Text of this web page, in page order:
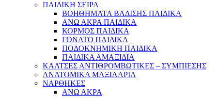
ΠΑΙΔΙΚΗ ΣΕΙΡΑ
ΒΟΗΘΗΜΑΤΑ ΒΑΔΙΣΗΣ ΠΑΙΔΙΚΑ
ΑΝΩ ΑΚΡΑ ΠΑΙΔΙΚΑ
ΚΟΡΜΟΣ ΠΑΙΔΙΚΑ
ΓΟΝΑΤΟ ΠΑΙΔΙΚΑ
ΠΟΔΟΚΝΗΜΙΚΗ ΠΑΙΔΙΚΑ
ΠΑΙΔΙΚΑ ΑΜΑΞΙΔΙΑ
ΚΑΛΤΣΕΣ ΑΝΤΙΘΡΟΜΒΩΤΙΚΕΣ – ΣΥΜΠΙΕΣΗΣ
ΑΝΑΤΟΜΙΚΑ ΜΑΞΙΛΑΡΙΑ
ΝΑΡΘΗΚΕΣ
ΑΝΩ ΑΚΡΑ